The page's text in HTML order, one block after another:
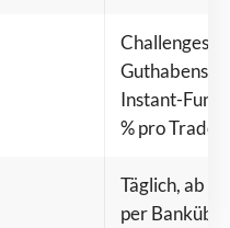
Challenges:
Guthabens
Instant-
% pro Trade.
Täglich, ab
per